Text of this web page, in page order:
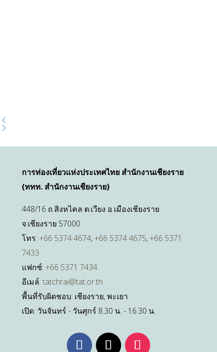
การท่องเที่ยวแห่งประเทศไทย สำนักงานเชียงราย
(ททท. สำนักงานเชียงราย)
448/16 ถ.สิงหไคล ต.เวียง อ.เมืองเชียงราย
จ.เชียงราย 57000
โทร: +66 5374 4674,+66 5374 4675,+66 5371
7433
แฟกซ์: +66 5371 7434
อีเมล์: tatchrai@tat.or.th
พื้นที่รับผิดชอบ: เชียงราย, พะเยา
เปิด: วันจันทร์ - วันศุกร์ 8.30 น. - 16.30 น.